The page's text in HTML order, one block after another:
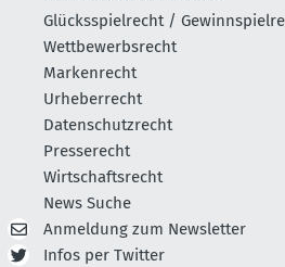
Glücksspielrecht /
Wettbewerbsrecht
Markenrecht
Urheberrecht
Datenschutzrecht
Presserecht
Wirtschaftsrecht
News Suche
Anmeldung zum Newsletter
Infos per Twitter